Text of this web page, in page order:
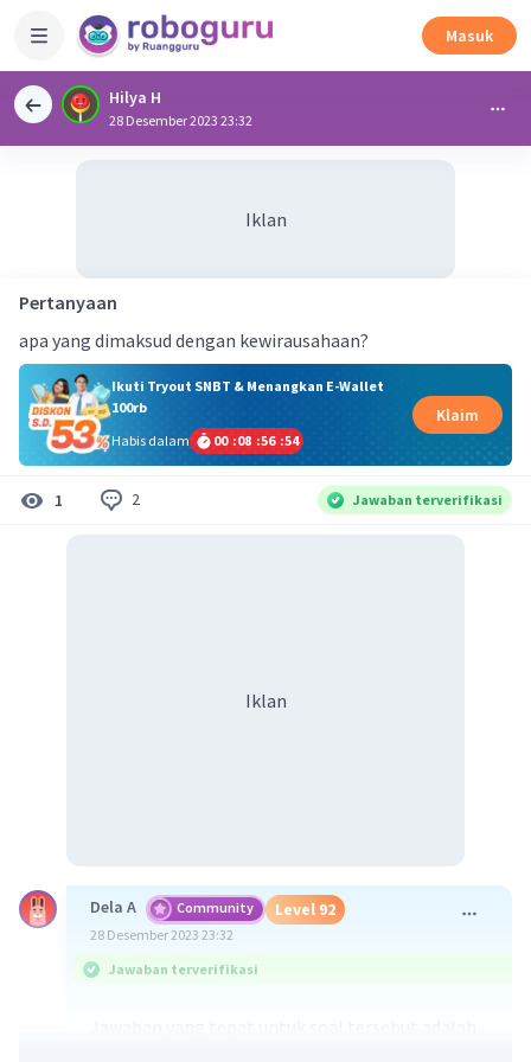
Masuk
Hilya H
28 Desember 2023 23:32
Iklan
Pertanyaan
apa yang dimaksud dengan kewirausahaan?
Ikuti Tryout SNBT & Menangkan E-Wallet
100rb
Habis dalam
00 :08 :56 :54
Klaim
1 2 Jawaban terverifikasi
Iklan
Dela A Community Level 92
28 Desember 2023 23:32
Jawaban terverifikasi